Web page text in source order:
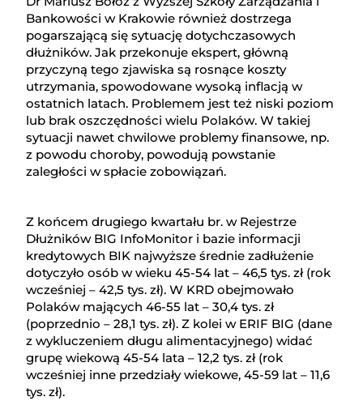
Bankowości w Krakowie również dostrzega
pogarszającą się sytuację dotychczasowych
dłużników. Jak przekonuje ekspert, główną
przyczyną tego zjawiska są rosnące koszty
utrzymania, spowodowane wysoką inflacją w
ostatnich latach. Problemem jest też niski poziom
lub brak oszczędności wielu Polaków. W takiej
sytuacji nawet chwilowe problemy finansowe, np.
z powodu choroby, powodują powstanie
zaległości w spłacie zobowiązań.
Z końcem drugiego kwartału br. w Rejestrze
Dłużników BIG InfoMonitor i bazie informacji
kredytowych BIK najwyższe średnie zadłużenie
dotyczyło osób w wieku 45-54 lat – 46,5 tys. zł (rok
wcześniej – 42,5 tys. zł). W KRD obejmowało
Polaków mających 46-55 lat – 30,4 tys. zł
(poprzednio – 28,1 tys. zł). Z kolei w ERIF BIG (dane
z wykluczeniem długu alimentacyjnego) widać
grupę wiekową 45-54 lata – 12,2 tys. zł (rok
wcześniej inne przedziały wiekowe, 45-59 lat – 11,6
tys. zł).